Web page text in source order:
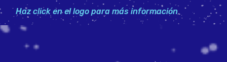
Haz click en el logo para más información